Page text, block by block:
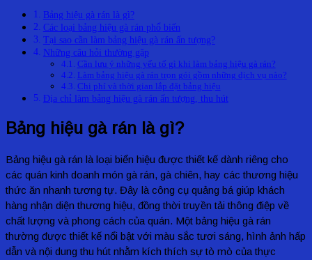
Bảng hiệu gà rán là gì?
Các loại bảng hiệu gà rán phổ biến
Tại sao cần làm bảng hiệu gà rán ấn tượng?
Những câu hỏi thường gặp
Cần lưu ý những yếu tố gì khi làm bảng hiệu gà rán?
Làm bảng hiệu gà rán trọn gói gồm những dịch vụ nào?
Chi phí và thời gian lắp đặt bảng hiệu
Địa chỉ làm bảng hiệu gà rán ấn tượng, thu hút
Bảng hiệu gà rán là gì?
Bảng hiệu gà rán là loại biển hiệu được thiết kế dành riêng cho
các quán kinh doanh món gà rán, gà chiên, hay các thương hiệu
thức ăn nhanh tương tự. Đây là công cụ quảng bá giúp khách
hàng nhận diện thương hiệu, đồng thời truyền tải thông điệp về
chất lượng và phong cách của quán. Một bảng hiệu gà rán
thường được thiết kế nổi bật với màu sắc tươi sáng, hình ảnh hấp
dẫn và nội dung thu hút nhằm kích thích sự tò mò của thực